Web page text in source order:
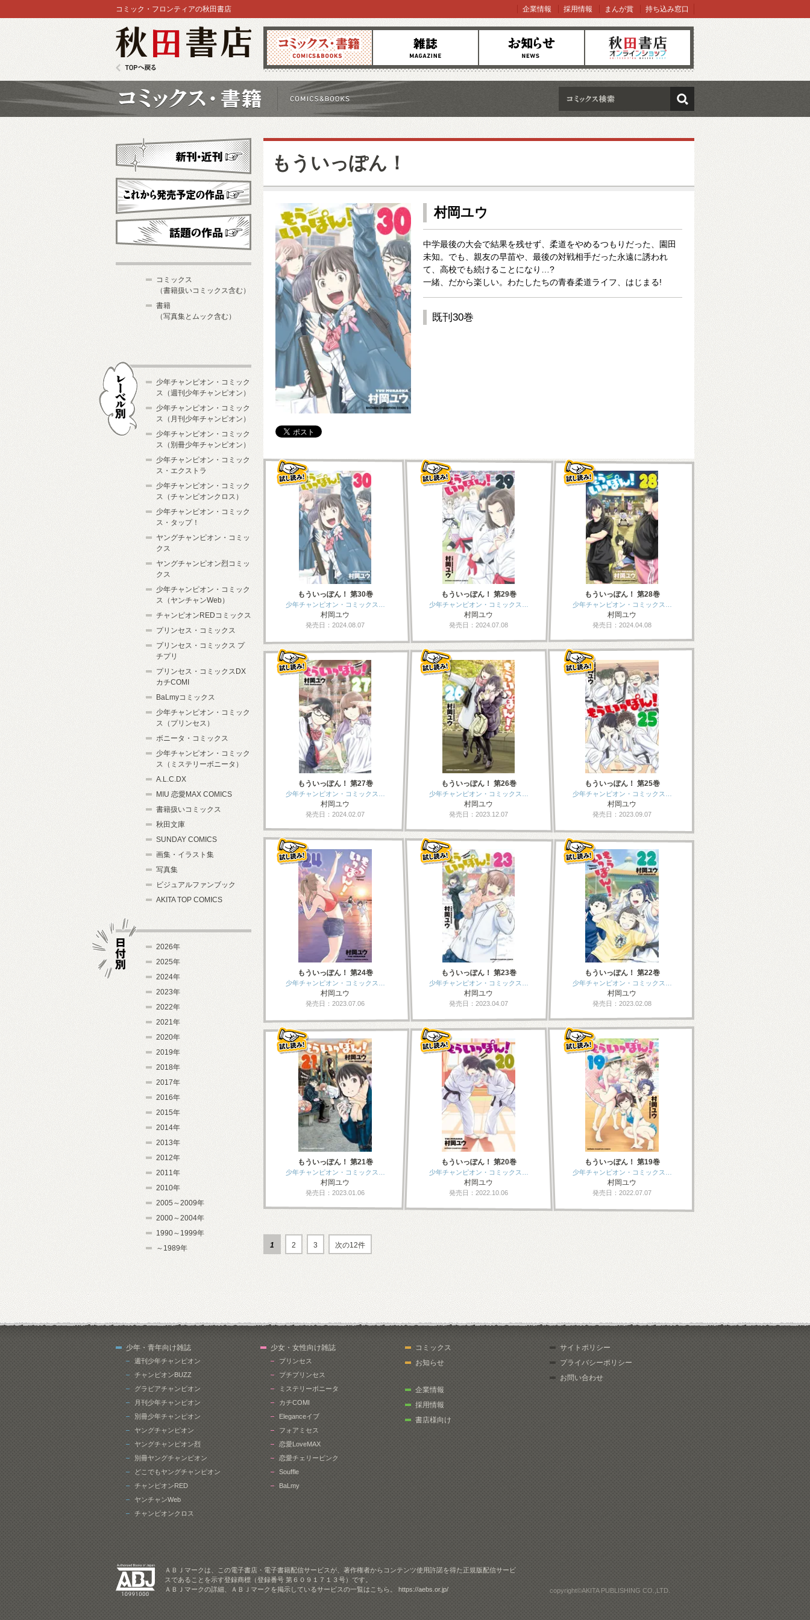
コミックス 雑誌 お知らせ オンラインショップ
コミック・フロンティアの秋田書店 企業情報 採用情報 まんが賞 持ち込み窓口
検索
もういっぽん！
村岡ユウ
中学最後の大会で結果を残せず、柔道をやめるつもりだった、園田
未知。でも、親友の早苗や、最後の対戦相手だった永遠に誘われ
て、高校でも続けることになり…?
一緒、だから楽しい。わたしたちの青春柔道ライフ、はじまる!
既刊30巻
もういっぽん！ 第30巻
少年チャンピオン・コミックス…
村岡ユウ
発売日：2024.08.07
もういっぽん！ 第29巻
少年チャンピオン・コミックス…
村岡ユウ
発売日：2024.07.08
もういっぽん！ 第28巻
少年チャンピオン・コミックス…
村岡ユウ
発売日：2024.04.08
もういっぽん！ 第27巻
少年チャンピオン・コミックス…
村岡ユウ
発売日：2024.02.07
もういっぽん！ 第26巻
少年チャンピオン・コミックス…
村岡ユウ
発売日：2023.12.07
もういっぽん！ 第25巻
少年チャンピオン・コミックス…
村岡ユウ
発売日：2023.09.07
もういっぽん！ 第24巻
少年チャンピオン・コミックス…
村岡ユウ
発売日：2023.07.06
もういっぽん！ 第23巻
少年チャンピオン・コミックス…
村岡ユウ
発売日：2023.04.07
もういっぽん！ 第22巻
少年チャンピオン・コミックス…
村岡ユウ
発売日：2023.02.08
もういっぽん！ 第21巻
少年チャンピオン・コミックス…
村岡ユウ
発売日：2023.01.06
もういっぽん！ 第20巻
少年チャンピオン・コミックス…
村岡ユウ
発売日：2022.10.06
もういっぽん！ 第19巻
少年チャンピオン・コミックス…
村岡ユウ
発売日：2022.07.07
1 2 3 次の12件
新刊・近刊
これから発売予定
コミックス
（書籍扱いコミックス含む）
書籍
（写真集とムック含む）
少年チャンピオン・コミック
ス（週刊少年チャンピオン）
少年チャンピオン・コミック
ス（月刊少年チャンピオン）
少年チャンピオン・コミック
ス（別冊少年チャンピオン）
少年チャンピオン・コミック
ス・エクストラ
少年チャンピオン・コミック
ス（チャンピオンクロス）
少年チャンピオン・コミック
ス・タップ！
ヤングチャンピオン・コミッ
クス
ヤングチャンピオン烈コミッ
クス
少年チャンピオン・コミック
ス（ヤンチャンWeb）
チャンピオンREDコミックス
プリンセス・コミックス
プリンセス・コミックス プ
チプリ
プリンセス・コミックスDX
カチCOMI
BaLmyコミックス
少年チャンピオン・コミック
ス（プリンセス）
ボニータ・コミックス
少年チャンピオン・コミック
ス（ミステリーボニータ）
A.L.C.DX
MIU 恋愛MAX COMICS
書籍扱いコミックス
秋田文庫
SUNDAY COMICS
画集・イラスト集
写真集
ビジュアルファンブック
AKITA TOP COMICS
2026年
2025年
2024年
2023年
2022年
2021年
2020年
2019年
2018年
2017年
2016年
2015年
2014年
2013年
2012年
2011年
2010年
2005～2009年
2000～2004年
1990～1999年
～1989年
少年・青年向け雑誌
週刊少年チャンピオン
チャンピオンBUZZ
グラビアチャンピオン
月刊少年チャンピオン
別冊少年チャンピオン
ヤングチャンピオン
ヤングチャンピオン烈
別冊ヤングチャンピオン
どこでもヤングチャンピオン
チャンピオンRED
ヤンチャンWeb
チャンピオンクロス
少女・女性向け雑誌
プリンセス
プチプリンセス
ミステリーボニータ
カチCOMI
Eleganceイブ
フォアミセス
恋愛LoveMAX
恋愛チェリーピンク
Souffle
BaLmy
コミックス
お知らせ
企業情報
採用情報
書店様向け
サイトポリシー
プライバシーポリシー
お問い合わせ
ＡＢＪマークは、この電子書店・電子書籍配信サービスが、著作権者からコンテンツ使用許諾を得た正規版配信サービ
スであることを示す登録商標（登録番号 第６０９１７１３号）です。
ＡＢＪマークの詳細、ＡＢＪマークを掲示しているサービスの一覧はこちら。 https://aebs.or.jp/ copyright©AKITA PUBLISHING CO.,LTD.